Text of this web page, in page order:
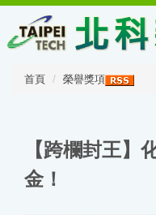
主
首頁 榮譽獎項
【跨欄封王】
金！